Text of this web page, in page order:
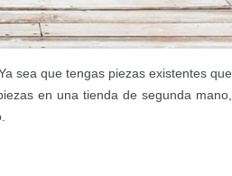
Ya sea que tengas piezas existentes que
en una tienda de segunda mano,